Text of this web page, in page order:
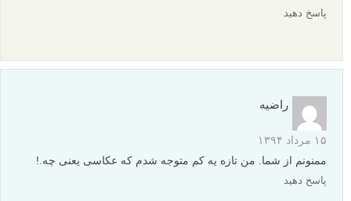
پاسخ دهید
راضیه
۱۵ مرداد ۱۳۹۴
ممنونم از شما. من تازه یه کم متوجه شدم که عکاسی یعنی چه.!
پاسخ دهید